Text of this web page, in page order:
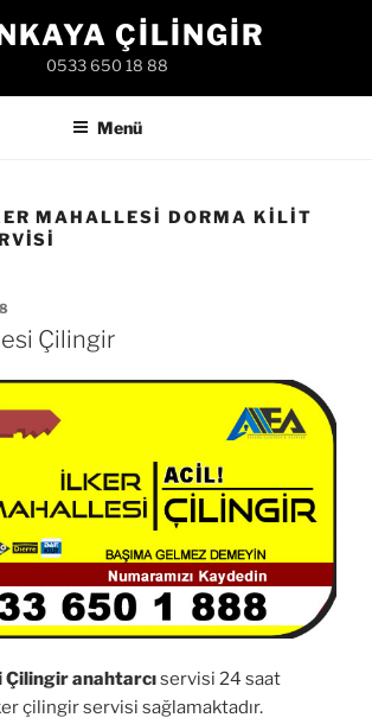
ÇILINGIR
0533 650 18 88
Menü
MAHALLESI DORMA KILIT
Çilingir
Çilingir anahtarcıservisi 24 saat
çilingir servisi sağlamaktadır.